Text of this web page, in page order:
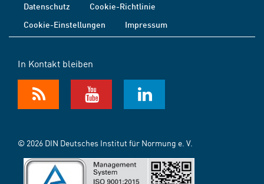
Datenschutz
Cookie-Richtlinie
Cookie-Einstellungen
Impressum
In Kontakt bleiben
© 2026 DIN Deutsches Institut für Normung e. V.